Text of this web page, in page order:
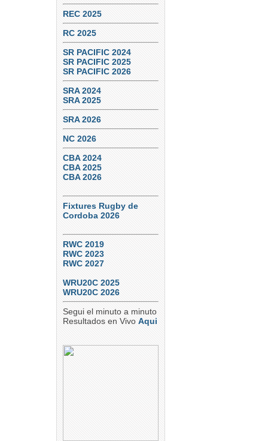
REC 2025
RC 2025
SR PACIFIC 2024
SR PACIFIC 2025
SR PACIFIC 2026
SRA 2024
SRA 2025
SRA 2026
NC 2026
CBA 2024
CBA 2025
CBA 2026
Fixtures Rugby de
Cordoba 2026
RWC 2019
RWC 2023
RWC 2027
WRU20C 2025
WRU20C 2026
Segui el minuto a minuto
Resultados en Vivo Aqui